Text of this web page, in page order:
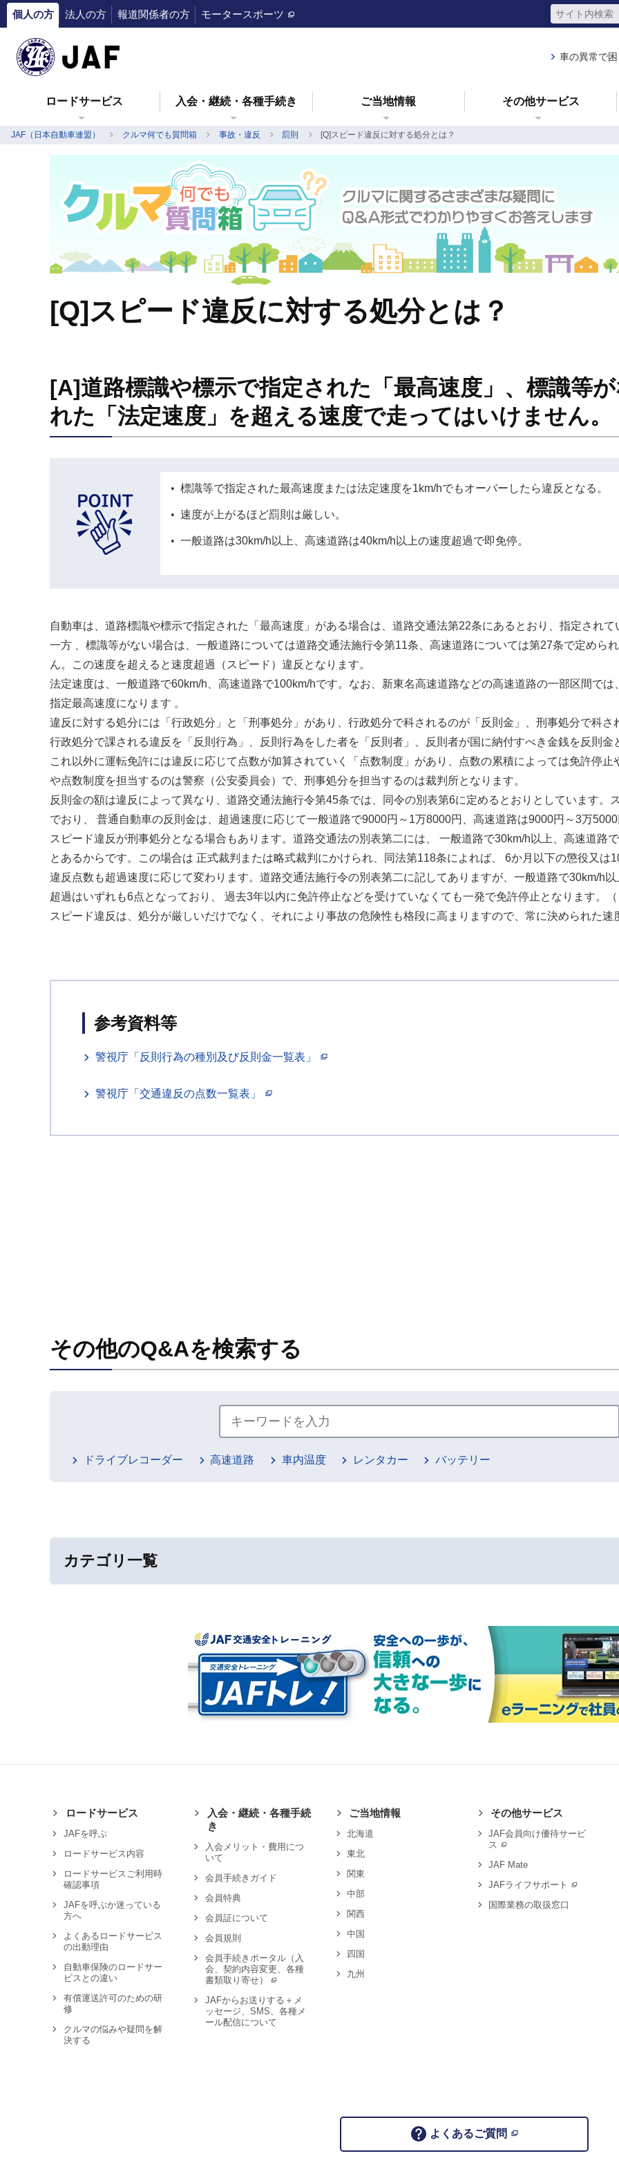
個人の方 法人の方 報道関係者の方 モータースポーツ
車の異常で
ロードサービス 入会・継続・各種手続き ご当地情報 その他サービス
JAF（日本自動車連盟） クルマ何でも質問箱 事故・違反 罰則 [Q]スピード違反に対する処分とは？
[Q]スピード違反に対する処分とは？
[A]道路標識や標示で指定された「最高速度」、標識等
れた「法定速度」を超える速度で走ってはいけません。
標識等で指定された最高速度または法定速度を1km/hでもオーバーしたら違反となる。
速度が上がるほど罰則は厳しい。
一般道路は30km/h以上、高速道路は40km/h以上の速度超過で即免停。
自動車は、道路標識や標示で指定された「最高速度」がある場合は、道路交通法第22条にあるとおり、指定され
一方 、標識等がない場合は、一般道路については道路交通法施行令第11条、高速道路については第27条で定めら
ん。この速度を超えると速度超過（スピード）違反となります。
法定速度は、一般道路で60km/h、高速道路で100km/hです。なお、新東名高速道路などの高速道路の一部区間で
指定最高速度になります 。
違反に対する処分には「行政処分」と「刑事処分」があり、行政処分で科されるのが「反則金」、刑事処分で科
行政処分で課される違反を「反則行為」、反則行為をした者を「反則者」、反則者が国に納付すべき金銭を反則金
これ以外に運転免許には違反に応じて点数が加算されていく「点数制度」があり、点数の累積によっては免許停
や点数制度を担当するのは警察（公安委員会）で、刑事処分を担当するのは裁判所となります。
反則金の額は違反によって異なり、道路交通法施行令第45条では、同令の別表第6に定めるとおりとしています。
でおり、 普通自動車の反則金は、超過速度に応じて一般道路で9000円～1万8000円、高速道路は9000円～3万
スピード違反が刑事処分となる場合もあります。道路交通法の別表第二には、 一般道路で30km/h以上、高速道路
とあるからです。この場合は 正式裁判または略式裁判にかけられ、同法第118条によれば、 6か月以下の懲役又は
違反点数も超過速度に応じて変わります。道路交通法施行令の別表第二に記してありますが、一般道路で30km/h
超過はいずれも6点となっており、 過去3年以内に免許停止などを受けていなくても一発で免許停止となります。（
スピード違反は、処分が厳しいだけでなく、それにより事故の危険性も格段に高まりますので、常に決められた
参考資料等
警視庁「反則行為の種別及び反則金一覧表」
警視庁「交通違反の点数一覧表」
その他のQ&Aを検索する
ドライブレコーダー 高速道路 車内温度 レンタカー バッテリー
カテゴリ一覧
ロードサービス
JAFを呼ぶ
ロードサービス内容
ロードサービスご利用時
確認事項
JAFを呼ぶか迷っている
方へ
よくあるロードサービス
の出動理由
自動車保険のロードサー
ビスとの違い
有償運送許可のための研
修
クルマの悩みや疑問を解
決する
入会・継続・各種手続
き
入会メリット・費用につ
いて
会員手続きガイド
会員特典
会員証について
会員規則
会員手続きポータル（入
会、契約内容変更、各種
書類取り寄せ）
JAFからお送りする＋メ
ッセージ、SMS、各種メ
ール配信について
ご当地情報
北海道
東北
関東
中部
関西
中国
四国
九州
その他サービス
JAF会員向け優待サービ
ス
JAF Mate
JAFライフサポート
国際業務の取扱窓口
よくあるご質問